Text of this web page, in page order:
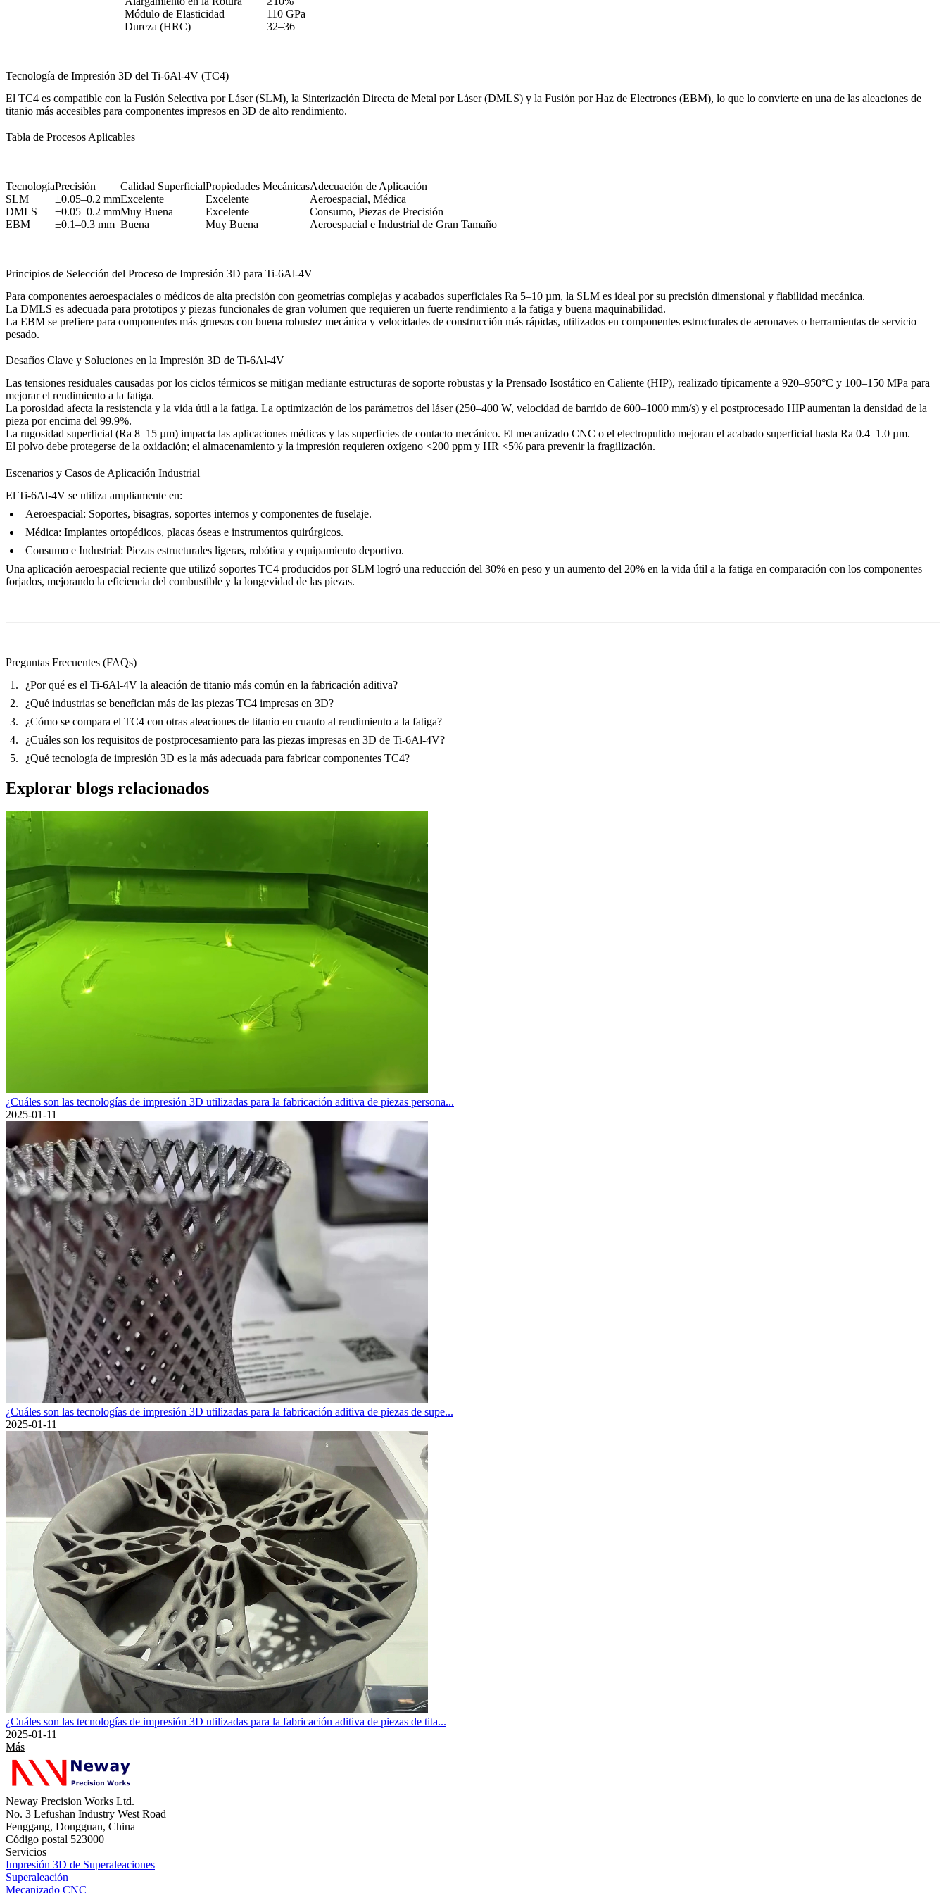
Módulo de Elasticidad
110 GPa
Dureza (HRC)
32–36
Tecnología de Impresión 3D del Ti-6Al-4V (TC4)
El TC4 es compatible con la Fusión Selectiva por Láser (SLM), la Sinterización Directa de Metal por Láser (DMLS) y la Fusión por Haz de Electrones (EBM), lo que lo convierte en una de las aleaciones de
titanio más accesibles para componentes impresos en 3D de alto rendimiento.
Tabla de Procesos Aplicables
TecnologíaPrecisión Calidad SuperficialPropiedades MecánicasAdecuación de Aplicación
SLM
±0.05–0.2 mmExcelente Excelente
Aeroespacial, Médica
DMLS
±0.05–0.2 mmMuy Buena Excelente
Consumo, Piezas de Precisión
EBM
±0.1–0.3 mm Buena Muy Buena Aeroespacial e Industrial de Gran Tamaño
Principios de Selección del Proceso de Impresión 3D para Ti-6Al-4V
Para componentes aeroespaciales o médicos de alta precisión con geometrías complejas y acabados superficiales Ra 5–10 µm, la SLM es ideal por su precisión dimensional y fiabilidad mecánica.
La DMLS es adecuada para prototipos y piezas funcionales de gran volumen que requieren un fuerte rendimiento a la fatiga y buena maquinabilidad.
La EBM se prefiere para componentes más gruesos con buena robustez mecánica y velocidades de construcción más rápidas, utilizados en componentes estructurales de aeronaves o herramientas de servicio
pesado.
Desafíos Clave y Soluciones en la Impresión 3D de Ti-6Al-4V
Las tensiones residuales causadas por los ciclos térmicos se mitigan mediante estructuras de soporte robustas y la Prensado Isostático en Caliente (HIP), realizado típicamente a 920–950°C y 100–150 MPa para
mejorar el rendimiento a la fatiga.
La porosidad afecta la resistencia y la vida útil a la fatiga. La optimización de los parámetros del láser (250–400 W, velocidad de barrido de 600–1000 mm/s) y el postprocesado HIP aumentan la densidad de la
pieza por encima del 99.9%.
La rugosidad superficial (Ra 8–15 µm) impacta las aplicaciones médicas y las superficies de contacto mecánico. El mecanizado CNC o el electropulido mejoran el acabado superficial hasta Ra 0.4–1.0 µm.
El polvo debe protegerse de la oxidación; el almacenamiento y la impresión requieren oxígeno <200 ppm y HR <5% para prevenir la fragilización.
Escenarios y Casos de Aplicación Industrial
El Ti-6Al-4V se utiliza ampliamente en:
Aeroespacial: Soportes, bisagras, soportes internos y componentes de fuselaje.
Médica: Implantes ortopédicos, placas óseas e instrumentos quirúrgicos.
Consumo e Industrial: Piezas estructurales ligeras, robótica y equipamiento deportivo.
Una aplicación aeroespacial reciente que utilizó soportes TC4 producidos por SLM logró una reducción del 30% en peso y un aumento del 20% en la vida útil a la fatiga en comparación con los componentes
forjados, mejorando la eficiencia del combustible y la longevidad de las piezas.
Preguntas Frecuentes (FAQs)
¿Por qué es el Ti-6Al-4V la aleación de titanio más común en la fabricación aditiva?
¿Qué industrias se benefician más de las piezas TC4 impresas en 3D?
¿Cómo se compara el TC4 con otras aleaciones de titanio en cuanto al rendimiento a la fatiga?
¿Cuáles son los requisitos de postprocesamiento para las piezas impresas en 3D de Ti-6Al-4V?
¿Qué tecnología de impresión 3D es la más adecuada para fabricar componentes TC4?
Explorar blogs relacionados
¿Cuáles son las tecnologías de impresión 3D utilizadas para la fabricación aditiva de piezas persona...
2025-01-11
¿Cuáles son las tecnologías de impresión 3D utilizadas para la fabricación aditiva de piezas de supe...
2025-01-11
¿Cuáles son las tecnologías de impresión 3D utilizadas para la fabricación aditiva de piezas de tita...
2025-01-11
Más
Neway Precision Works Ltd.
No. 3 Lefushan Industry West Road
Fenggang, Dongguan, China
Código postal 523000
Servicios
Impresión 3D de Superaleaciones
Superaleación
Mecanizado CNC